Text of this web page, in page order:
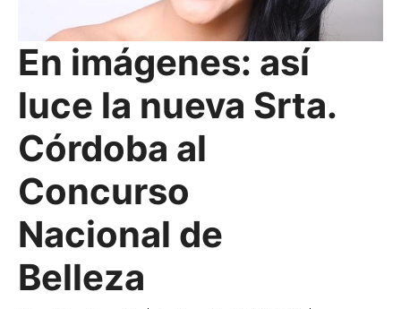
En imágenes: así
luce la nueva Srta.
Córdoba al
Concurso
Nacional de
Belleza